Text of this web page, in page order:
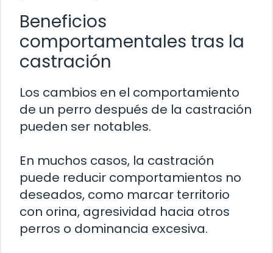
Beneficios
comportamentales tras la
castración
Los cambios en el comportamiento
de un perro después de la castración
pueden ser notables.
En muchos casos, la castración
puede reducir comportamientos no
deseados, como marcar territorio
con orina, agresividad hacia otros
perros o dominancia excesiva.